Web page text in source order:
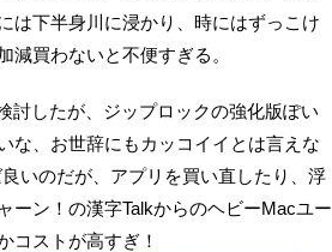
は下半身川に浸かり、時にはずっこけ
買わないと不便すぎる。
討したが、ジップロックの強化版ぽい
な、お世辞にもカッコイイとは言えな
いのだが、アプリを買い直したり、浮
ーン！の漢字TalkからのヘビーMacユー
コストが高すぎ！